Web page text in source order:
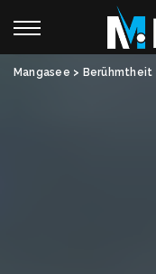
Mangasee > Berühmtheit